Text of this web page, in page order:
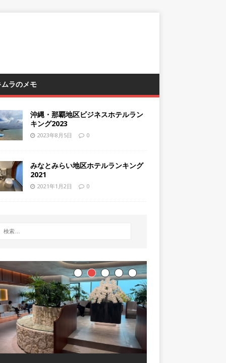
ラのメモ
沖縄・那覇地区ビジネスホテルラン
キング2023
2023年8月5日 0
みなとみらい地区ホテルランキング
2021
2021年1月2日 0